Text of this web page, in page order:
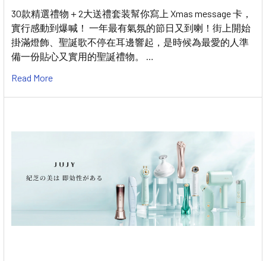
30款精選禮物＋2大送禮套装幫你寫上 Xmas message 卡，
實行感動到爆喊！ 一年最有氣氛的節日又到喇！街上開始
掛滿燈飾、聖誕歌不停在耳邊響起，是時候為最愛的人準
備一份貼心又實用的聖誕禮物。 …
Read More